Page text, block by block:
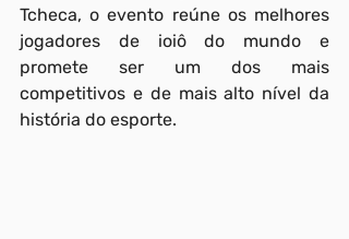
Tcheca, o evento reúne os melhores
jogadores de ioiô do mundo e
promete ser um dos mais
competitivos e de mais alto nível da
história do esporte.